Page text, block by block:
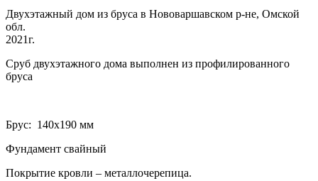
Двухэтажный дом из бруса в Нововаршавском р-не, Омской
обл.
2021г.
Сруб двухэтажного дома выполнен из профилированного
бруса
Брус: 140­х190 мм
Фундамент свайный
Покрытие кровли – металлочерепица.